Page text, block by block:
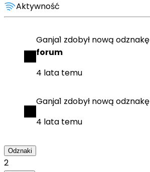
Aktywność
Ganja1 zdobył nową odznakę
forum
4 lata temu
Ganja1 zdobył nową odznakę
4 lata temu
Odznaki
2